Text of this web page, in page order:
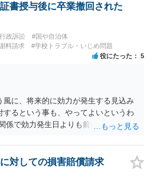
書授与後に卒業撤回された
政訴訟
#国や自治体
料請求
#学校トラブル・いじめ問題
役にたった 5
風に、将来的に効力が発生する見込み
するという事も、やってよいというわ
係で効力発生日よりも前に交付したか
したことはないですが、卒業式の日程
て定められることが多いですし、学籍
ようですから、そのこと自体に特に問
対しての損害賠償請求